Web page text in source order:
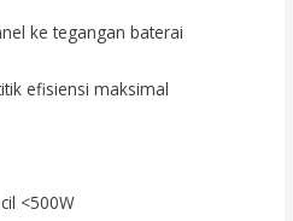
ke tegangan baterai
efisiensi maksimal
<500W